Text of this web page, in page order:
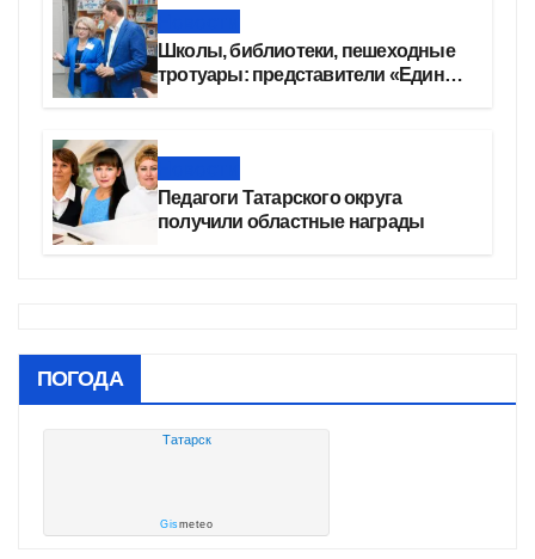
Школы, библиотеки, пешеходные
тротуары: представители «Единой
Педагоги Татарского округа
получили областные награды
ПОГОДА
Татарск
Gismeteo